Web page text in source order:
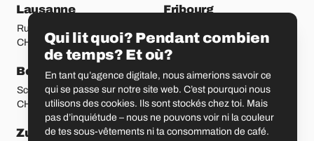
Nos bureaux
Lausanne
Rue Etraz 4
CH-1003 Lausanne
Fribourg
CH-1700 Fribourg
Berne
Schmiedenplatz 5
CH-3011 Berne
Bâle
Sattelgasse 4
CH-4051 Bâle
Zurich Saint-Gall
Qui lit quoi? Pendant combien
de temps? Et où?
En tant qu’agence digitale, nous aimerions savoir ce
qui se passe sur notre site web. C’est pourquoi nous
utilisons des cookies. Ils sont stockés chez toi. Mais
pas d’inquiétude – nous ne pouvons voir ni la couleur
de tes sous-vêtements ni ta consommation de café.